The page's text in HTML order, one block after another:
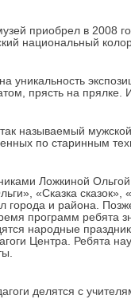
приобрел в 2008
национальный
уникальность
прясть на прялке.
называемый
по старинным
Ложкиной
«Сказка
города и района.
программ ребята
народные
Центра. Ребята
делятся с